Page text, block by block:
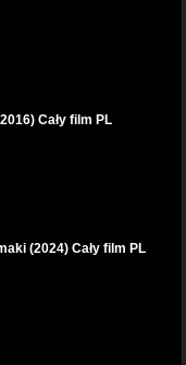
Cały film PL
(2024) Cały film PL